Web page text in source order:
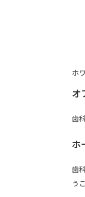
ホ
オ
歯
ホ
歯
う